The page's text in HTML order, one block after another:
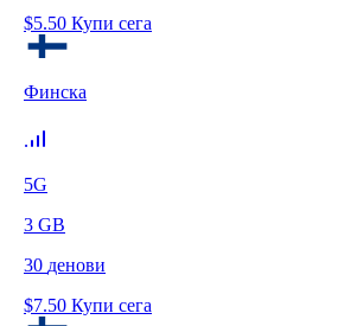
$5.50 Купи сега
Финска
5G
3 GB
30 денови
$7.50 Купи сега